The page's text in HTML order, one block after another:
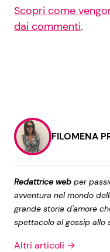
Scopri come
dai commenti.
FILOMENA
Redattrice web per
avventura nel mondo
grande storia d'amore
spettacolo al gossip
Altri articoli →